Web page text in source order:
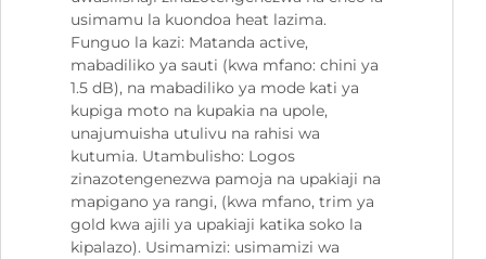
usimamu la kuondoa heat lazima.
Funguo la kazi: Matanda active,
mabadiliko ya sauti (kwa mfano: chini ya
1.5 dB), na mabadiliko ya mode kati ya
kupiga moto na kupakia na upole,
unajumuisha utulivu na rahisi wa
kutumia. Utambulisho: Logos
zinazotengenezwa pamoja na upakiaji na
mapigano ya rangi, (kwa mfano, trim ya
gold kwa ajili ya upakiaji katika soko la
kipalazo). Usimamizi: usimamizi wa